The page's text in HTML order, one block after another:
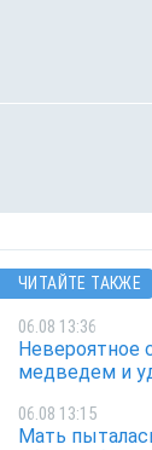
ЧИТАЙТЕ ТАКЖЕ
06.08 13:36
Невероятное
медведем и
06.08 13:15
Мать